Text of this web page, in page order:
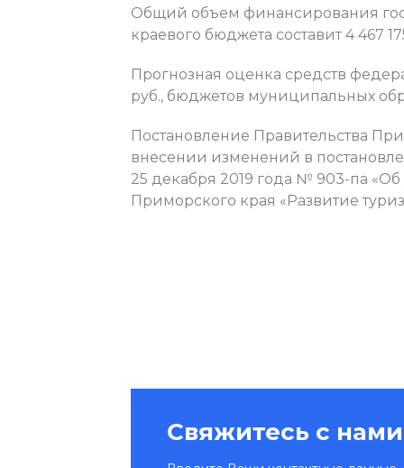
Общий объем финансирования
краевого бюджета составит 4 467
Прогнозная оценка средств
руб., бюджетов муниципальных
Постановление Правительства
внесении изменений в
25 декабря 2019 года № 903-па
Приморского края «Развитие
Свяжитесь с нами